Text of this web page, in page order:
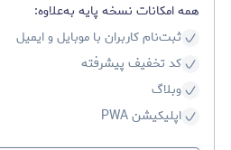
همه امکانات نسخه پایه به‌علاوه:
ثبت‌نام کاربران با موبایل و ایمیل
کد تخفیف پیشرفته
وبلاگ
اپلیکیشن PWA